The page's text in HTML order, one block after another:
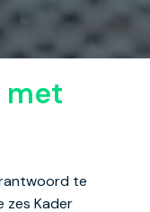
met
te
zes Kader